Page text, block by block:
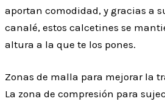
aportan comodidad, y gracias a
canalé, estos calcetines se
altura a la que te los pones.
Zonas de malla para mejorar la
La zona de compresión para